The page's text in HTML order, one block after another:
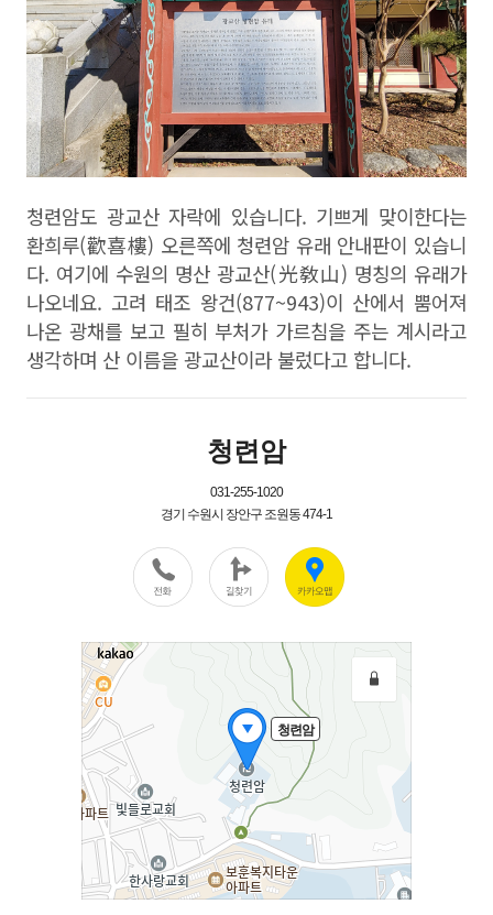
청련암도 광교산 자락에 있습니다. 기쁘게 맞이한다는
환희루(歡喜樓) 오른쪽에 청련암 유래 안내판이 있습니
다. 여기에 수원의 명산 광교산(光敎山) 명칭의 유래가
나오네요. 고려 태조 왕건(877~943)이 산에서 뿜어져
나온 광채를 보고 필히 부처가 가르침을 주는 계시라고
생각하며 산 이름을 광교산이라 불렀다고 합니다.